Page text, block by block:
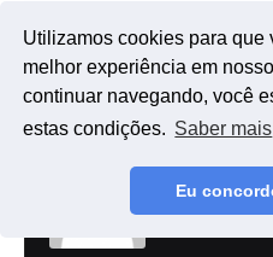
Utilizamos cookies para que
melhor experiência em
continuar navegando, você
estas condições. Saber mais
Eu
ANTIGOS
Postado por